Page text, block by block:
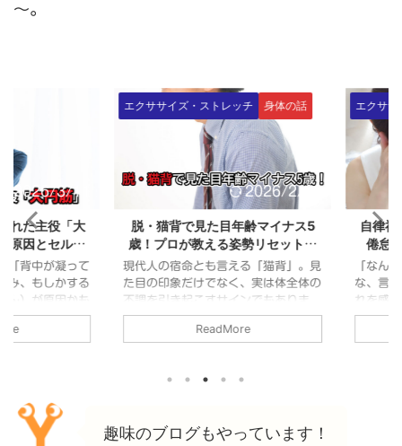
～。
3/11
主役「大
とセルフ
中が凝って
もしかする
が原因かも
筋に比べ
の動きや美
普段気に
みを経験し
たる節もな
エクササイズ・ストレッチ 身体の話
2026/2/28
脱・猫背で見た目年齢マイナス5
歳！プロが教える姿勢リセット習
慣
現代人の宿命とも言える「猫背」。見
た目の印象だけでなく、実は体全体の
不調を引き起こすサインでもありま
す。「自分もそうかも…」と心当たり
のある方に向けて、猫背の正体から解
ば緩やかなS字カーブを描いている背
んでしまっている状態を指します。
ReadMore
エクササイ
自律神経
倦怠感
「なんとな
な、言葉に
れを感じて
間から「帰
趣味のブログもやっています！